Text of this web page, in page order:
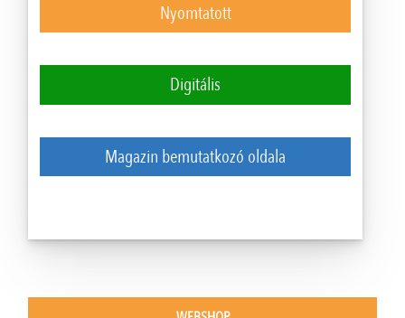
Nyomtatott
Digitális
Magazin bemutatkozó oldala